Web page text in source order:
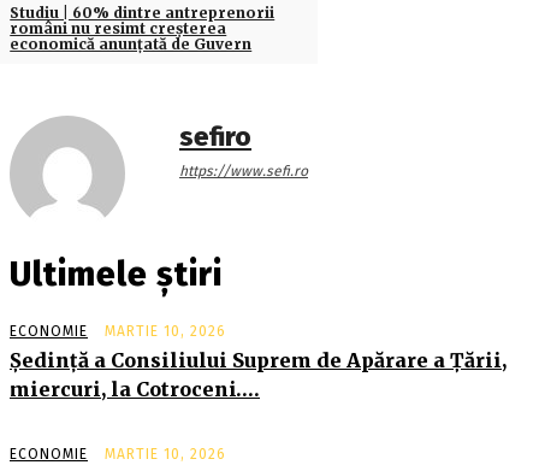
Studiu | 60% dintre antreprenorii
români nu resimt creşterea
economică anunţată de Guvern
sefiro
https://www.sefi.ro
Ultimele știri
ECONOMIE MARTIE 10, 2026
Şedinţă a Consiliului Suprem de Apărare a Ţării,
miercuri, la Cotroceni….
ECONOMIE MARTIE 10, 2026